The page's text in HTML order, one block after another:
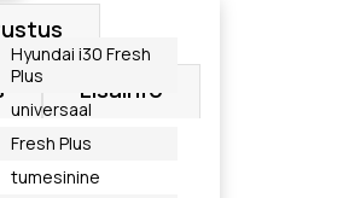
Lisainfo
Hyundai i30 Fresh
Plus
universaal
Fresh Plus
tumesinine